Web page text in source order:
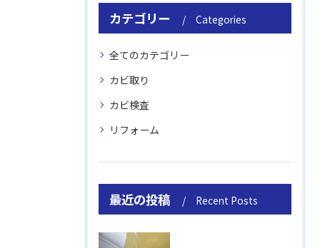
カテゴリー Categories
全てのカテゴリー
カビ取り
カビ検査
リフォーム
最近の投稿 Recent Posts